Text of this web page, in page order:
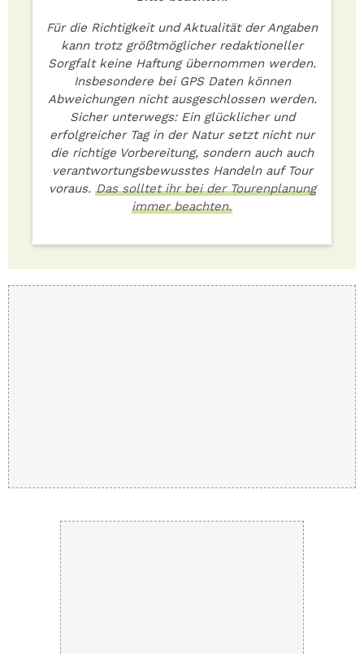
Für die Richtigkeit und Aktualität der Angaben
kann trotz größtmöglicher redaktioneller
Sorgfalt keine Haftung übernommen werden.
Insbesondere bei GPS Daten können
Abweichungen nicht ausgeschlossen werden.
Sicher unterwegs: Ein glücklicher und
erfolgreicher Tag in der Natur setzt nicht nur
die richtige Vorbereitung, sondern auch auch
verantwortungsbewusstes Handeln auf Tour
voraus. Das solltet ihr bei der Tourenplanung
immer beachten.